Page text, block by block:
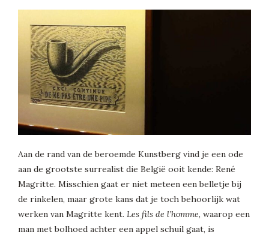
Aan de rand van de beroemde Kunstberg vind je een ode
aan de grootste surrealist die België ooit kende: René
Magritte. Misschien gaat er niet meteen een belletje bij
de rinkelen, maar grote kans dat je toch behoorlijk wat
werken van Magritte kent. Les fils de l’homme, waarop een
man met bolhoed achter een appel schuil gaat, is